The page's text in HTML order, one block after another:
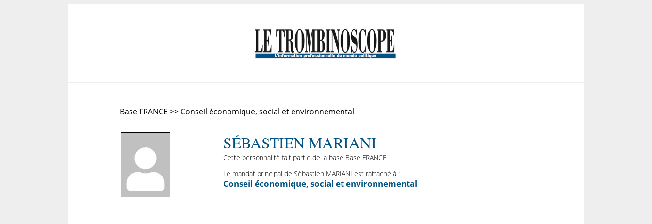
Base FRANCE >> Conseil économique, social et environnemental
SÉBASTIEN MARIANI
Cette personnalité fait partie de la base Base FRANCE
Le mandat principal de Sébastien MARIANI est rattaché à :
Conseil économique, social et environnemental